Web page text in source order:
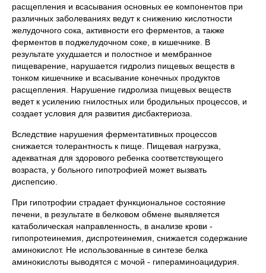
расщепления и всасывания основных ее компонентов при
различных заболеваниях ведут к снижению кислотности
желудочного сока, активности его ферментов, а также
ферментов в поджелудочном соке, в кишечнике. В
результате ухудшается и полостное и мембранное
пищеварение, нарушается гидролиз пищевых веществ в
тонком кишечнике и всасывание конечных продуктов
расщепления. Нарушение гидролиза пищевых веществ
ведет к усилению гнилостных или бродильных процессов, и
создает условия для развития дисбактериоза.
Вследствие нарушения ферментативных процессов
снижается толерантность к пище. Пищевая нагрузка,
адекватная для здорового ребенка соответствующего
возраста, у больного гипотрофией может вызвать
диспепсию.
При гипотрофии страдает функциональное состояние
печени, в результате в белковом обмене выявляется
катаболическая направленность, в анализе крови -
гипопротеинемия, диспротеинемия, снижается содержание
аминокислот. Не использованные в синтезе белка
аминокислоты выводятся с мочой - гипераминоацидурия.